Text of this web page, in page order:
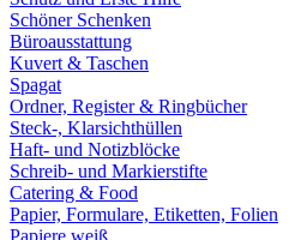
Schöner Schenken
Büroausstattung
Kuvert & Taschen
Spagat
Ordner, Register & Ringbücher
Steck-, Klarsichthüllen
Haft- und Notizblöcke
Schreib- und Markierstifte
Catering & Food
Papier, Formulare, Etiketten, Folien